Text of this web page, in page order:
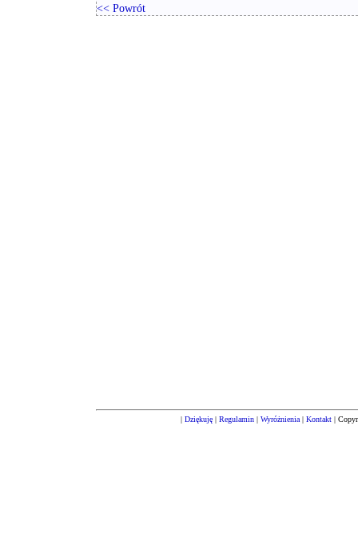
<< Powrót
| Dziękuję| Regulamin| Wyróżnienia| Kontakt|